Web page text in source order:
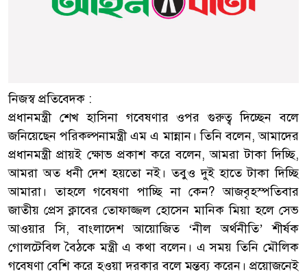
নিজস্ব প্রতিবেদক :
প্রধানমন্ত্রী শেখ হাসিনা গবেষণার ওপর গুরুত্ব দিচ্ছেন বলে
জনিয়েছেন পরিকল্পনামন্ত্রী এম এ মান্নান। তিনি বলেন, আমাদের
প্রধানমন্ত্রী প্রায়ই ক্ষোভ প্রকাশ করে বলেন, আমরা টাকা দিচ্ছি,
আমরা অত ধনী দেশ হয়তো নই। তবুও দুই হাতে টাকা দিচ্ছি
আমারা। তাহলে গবেষণা পাচ্ছি না কেন? আজবৃহস্পতিবার
জাতীয় প্রেস ক্লাবের তোফাজ্জল হোসেন মানিক মিয়া হলে সেভ
আওয়ার সি, বাংলাদেশ আয়োজিত ‘নীল অর্থনীতি’ শীর্ষক
গোলটেবিল বৈঠকে মন্ত্রী এ কথা বলেন। এ সময় তিনি মৌলিক
গবেষণা বেশি করে হওয়া দরকার বলে মন্তব্য করেন। প্রয়োজনেই